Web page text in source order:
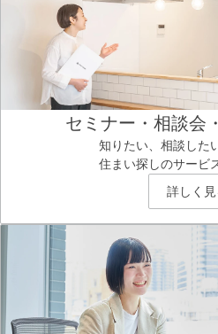
セミナー・相談会
知りたい、相談した
住まい探しのサービ
詳しく見